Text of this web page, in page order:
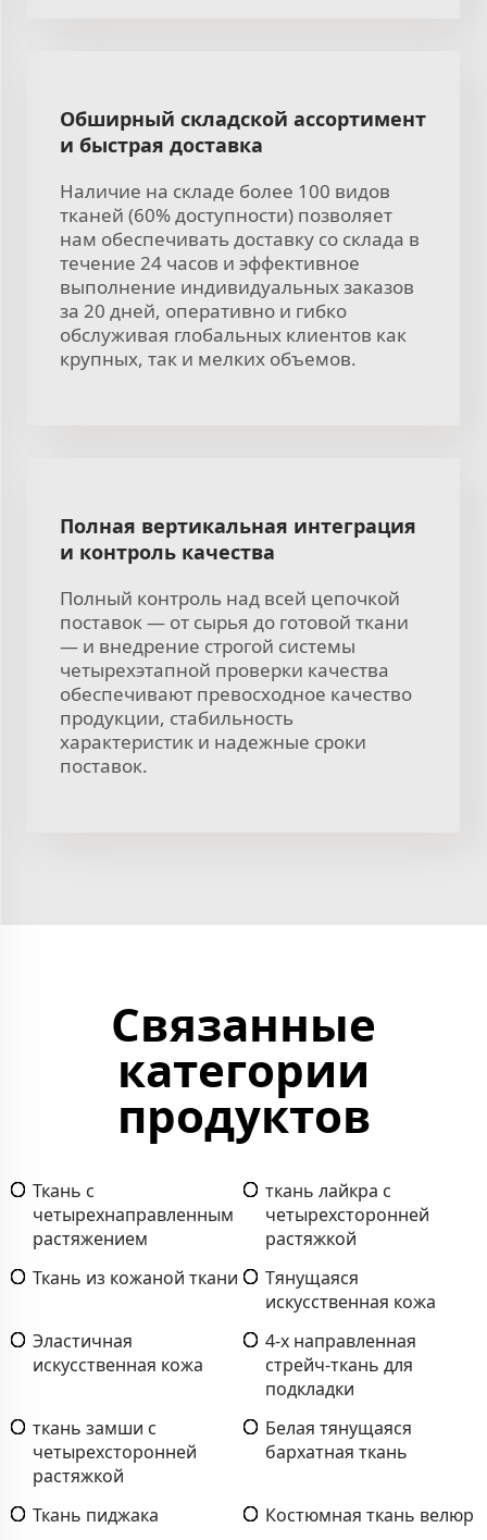
Обширный складской ассортимент
и быстрая доставка
Наличие на складе более 100 видов
тканей (60% доступности) позволяет
нам обеспечивать доставку со склада в
течение 24 часов и эффективное
выполнение индивидуальных заказов
за 20 дней, оперативно и гибко
обслуживая глобальных клиентов как
крупных, так и мелких объемов.
Полная вертикальная интеграция
и контроль качества
Полный контроль над всей цепочкой
поставок — от сырья до готовой ткани
— и внедрение строгой системы
четырехэтапной проверки качества
обеспечивают превосходное качество
продукции, стабильность
характеристик и надежные сроки
поставок.
Связанные
категории
продуктов
Ткань с
четырехнаправленным
растяжением
ткань лайкра с
четырехсторонней
растяжкой
Ткань из кожаной ткани
Тянущаяся
искусственная кожа
Эластичная
искусственная кожа
4-х направленная
стрейч-ткань для
подкладки
ткань замши с
четырехсторонней
растяжкой
Белая тянущаяся
бархатная ткань
Ткань пиджака
Костюмная ткань велюр